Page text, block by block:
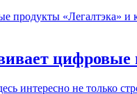
цифровые